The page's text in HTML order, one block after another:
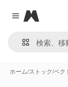
Close menu
Magnific
ホーム/ストック/ベク